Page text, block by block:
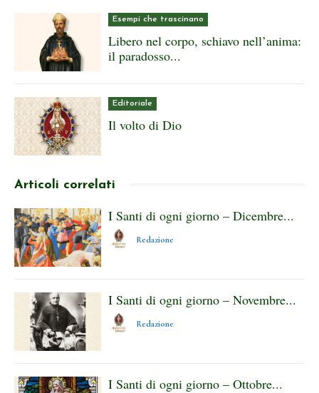
Esempi che trascinano
Libero nel corpo, schiavo nell’anima:
il paradosso...
Editoriale
Il volto di Dio
Articoli correlati
I Santi di ogni giorno – Dicembre...
Redazione
I Santi di ogni giorno – Novembre...
Redazione
I Santi di ogni giorno – Ottobre...